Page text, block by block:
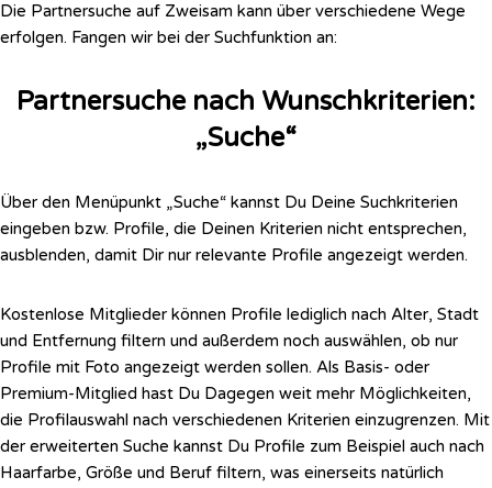
Die Partnersuche auf Zweisam kann über verschiedene Wege
erfolgen. Fangen wir bei der Suchfunktion an:
Partnersuche nach Wunschkriterien:
„Suche“
Über den Menüpunkt „Suche“ kannst Du Deine Suchkriterien
eingeben bzw. Profile, die Deinen Kriterien nicht entsprechen,
ausblenden, damit Dir nur relevante Profile angezeigt werden.
Kostenlose Mitglieder können Profile lediglich nach Alter, Stadt
und Entfernung filtern und außerdem noch auswählen, ob nur
Profile mit Foto angezeigt werden sollen. Als Basis- oder
Premium-Mitglied hast Du Dagegen weit mehr Möglichkeiten,
die Profilauswahl nach verschiedenen Kriterien einzugrenzen. Mit
der erweiterten Suche kannst Du Profile zum Beispiel auch nach
Haarfarbe, Größe und Beruf filtern, was einerseits natürlich